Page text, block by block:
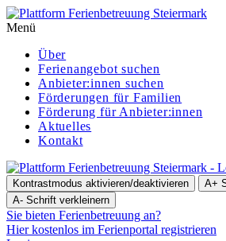
Menü
Über
Ferienangebot suchen
Anbieter:innen suchen
För­de­run­gen für Familien
Förderung für Anbieter:innen
Aktuelles
Kontakt
Kontrastmodus aktivieren/deaktivieren A+
A- Schrift verkleinern
Sie bieten Ferienbetreuung an?
Hier kostenlos im Ferienportal registrieren